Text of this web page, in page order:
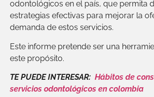
odontológicos en el país, que permita
estrategias efectivas para mejorar la
demanda de estos servicios.
Este informe pretende ser una
este propósito.
TE PUEDE INTERESAR: Hábitos de
servicios odontológicos en colombia